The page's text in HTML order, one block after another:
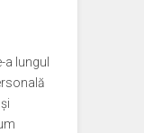
lungul